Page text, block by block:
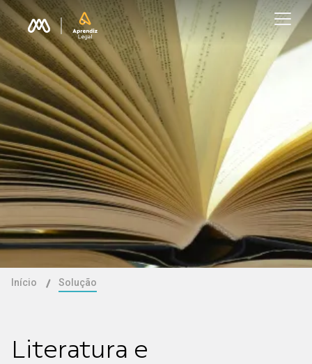
Início Solução
Literatura e